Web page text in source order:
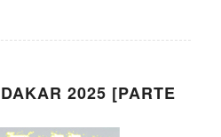
2025 [PARTE